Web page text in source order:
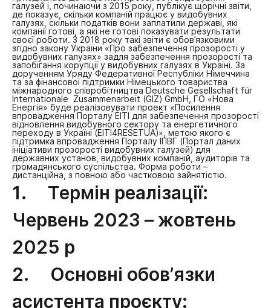
галузей і, починаючи з 2015 року, публікує щорічні звіти,
де показує, скільки компаній працює у видобувних
галузях, скільки податків вони заплатили державі, які
компанії готові, а які не готові показувати результати
своєї роботи. З 2018 року такі звіти є обов’язковими
згідно закону України «Про забезпечення прозорості у
видобувних галузях» задля забезпечення прозорості та
запобігання корупції у видобувних галузях в Україні. За
дорученням Уряду Федеративної Республіки Німеччина
та за фінансової підтримки Німецького товариства
міжнародного співробітництва Deutsche Gesellschaft für
Internationale Zusammenarbeit (GIZ) GmbH, ГО «Нова
Енергія» буде реалізовувати проект «Посилення
впровадження Порталу EITI для забезпечення прозорості
відновлення видобувного сектору та енергетичного
переходу в Україні (EITI4RESETUA)», метою якого є
підтримка впровадження Порталу ІПВГ (Портал даних
ініціативи прозорості видобувних галузей) для
державних установ, видобувних компаній, аудиторів та
громадянського суспільства. Форма роботи –
дистанційна, з повною або частковою зайнятістю.
1. Термін реалізації:
Червень 2023 – жовтень
2025 р
2. Основні обов’язки
асистента проєкту: